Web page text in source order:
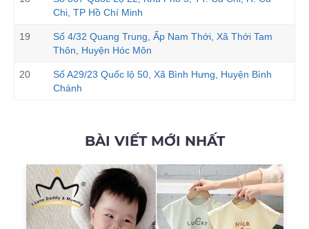
Chi, TP Hồ Chí Minh
19
Số 4/32 Quang Trung, Ấp Nam Thới, Xã Thới Tam
Thôn, Huyện Hóc Môn
20
Số A29/23 Quốc lộ 50, Xã Bình Hưng, Huyện Bình
Chánh
BÀI VIẾT MỚI NHẤT